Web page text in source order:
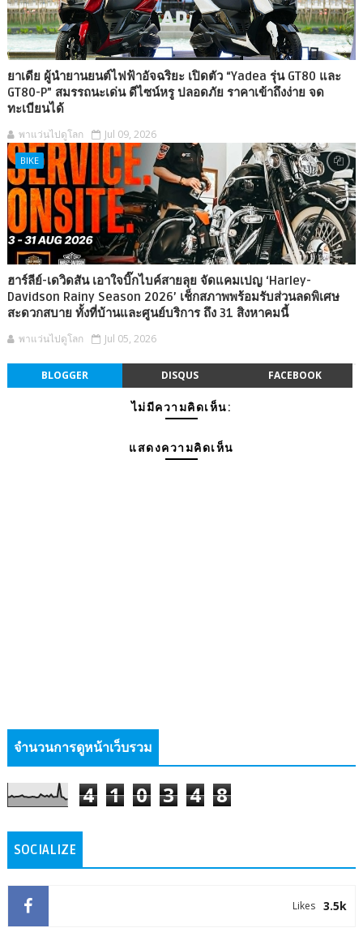
ยาเดีย ผู้นำยานยนต์ไฟฟ้าอัจฉริยะ เปิดตัว “Yadea รุ่น GT80 และ
GT80-P” สมรรถนะเด่น ดีไซน์หรู ปลอดภัย ราคาเข้าถึงง่าย จด
ทะเบียนได้
พาแว่นไปดูโลก Jul 09, 2026
BIKE
ฮาร์ลีย์-เดวิดสัน เอาใจบิ๊กไบค์สายลุย จัดแคมเปญ ‘Harley-
Davidson Rainy Season 2026’ เช็กสภาพพร้อมรับส่วนลดพิเศษ
สะดวกสบาย ทั้งที่บ้านและศูนย์บริการ ถึง 31 สิงหาคมนี้
พาแว่นไปดูโลก Jul 05, 2026
BLOGGER DISQUS FACEBOOK
ไม่มีความคิดเห็น:
แสดงความคิดเห็น
จำนวนการดูหน้าเว็บรวม
4 1 0 3 4 8
SOCIALIZE
3.5k
Likes